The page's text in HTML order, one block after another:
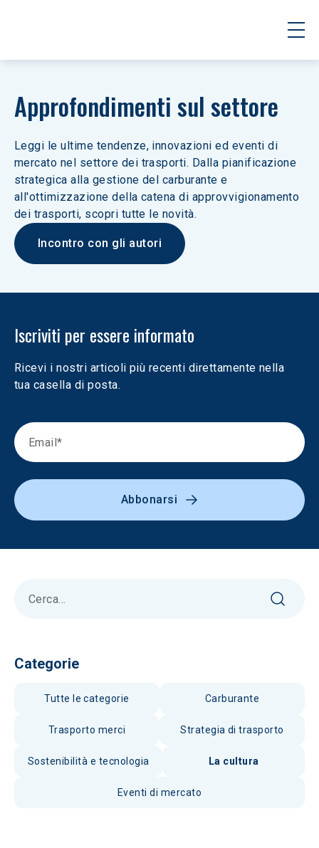
Approfondimenti sul settore
Leggi le ultime tendenze, innovazioni ed eventi di
mercato nel settore dei trasporti. Dalla pianificazione
strategica alla gestione del carburante e
all'ottimizzazione della catena di approvvigionamento
dei trasporti, scopri tutte le novità.
Incontro con gli autori
Iscriviti per essere informato
Ricevi i nostri articoli più recenti direttamente nella
tua casella di posta.
Abbonarsi
Categorie
Tutte le categorie Carburante
Trasporto merci Strategia di trasporto
Sostenibilità e tecnologia La cultura
Eventi di mercato